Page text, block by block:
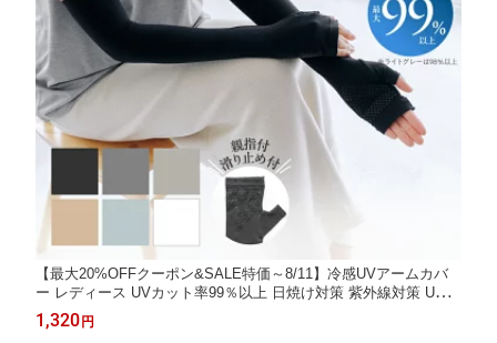
【最大20%OFFクーポン&SALE特価～8/11】冷感UVアームカバ
ー レディース UVカット率99％以上 日焼け対策 紫外線対策 UV対
策 のびのびフィット 吸汗速乾 接触冷感 指カバー付き 滑り止め付
き 紫外線防止 ベージュ ブラック ホワイト グレー アツギ SPA16
1,320円